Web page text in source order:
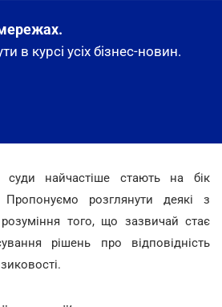
в курсі усіх бізнес-новин.
найчастіше стають на бік
Пропонуємо розглянути деякі з
того, що зазвичай стає
рішень про відповідність